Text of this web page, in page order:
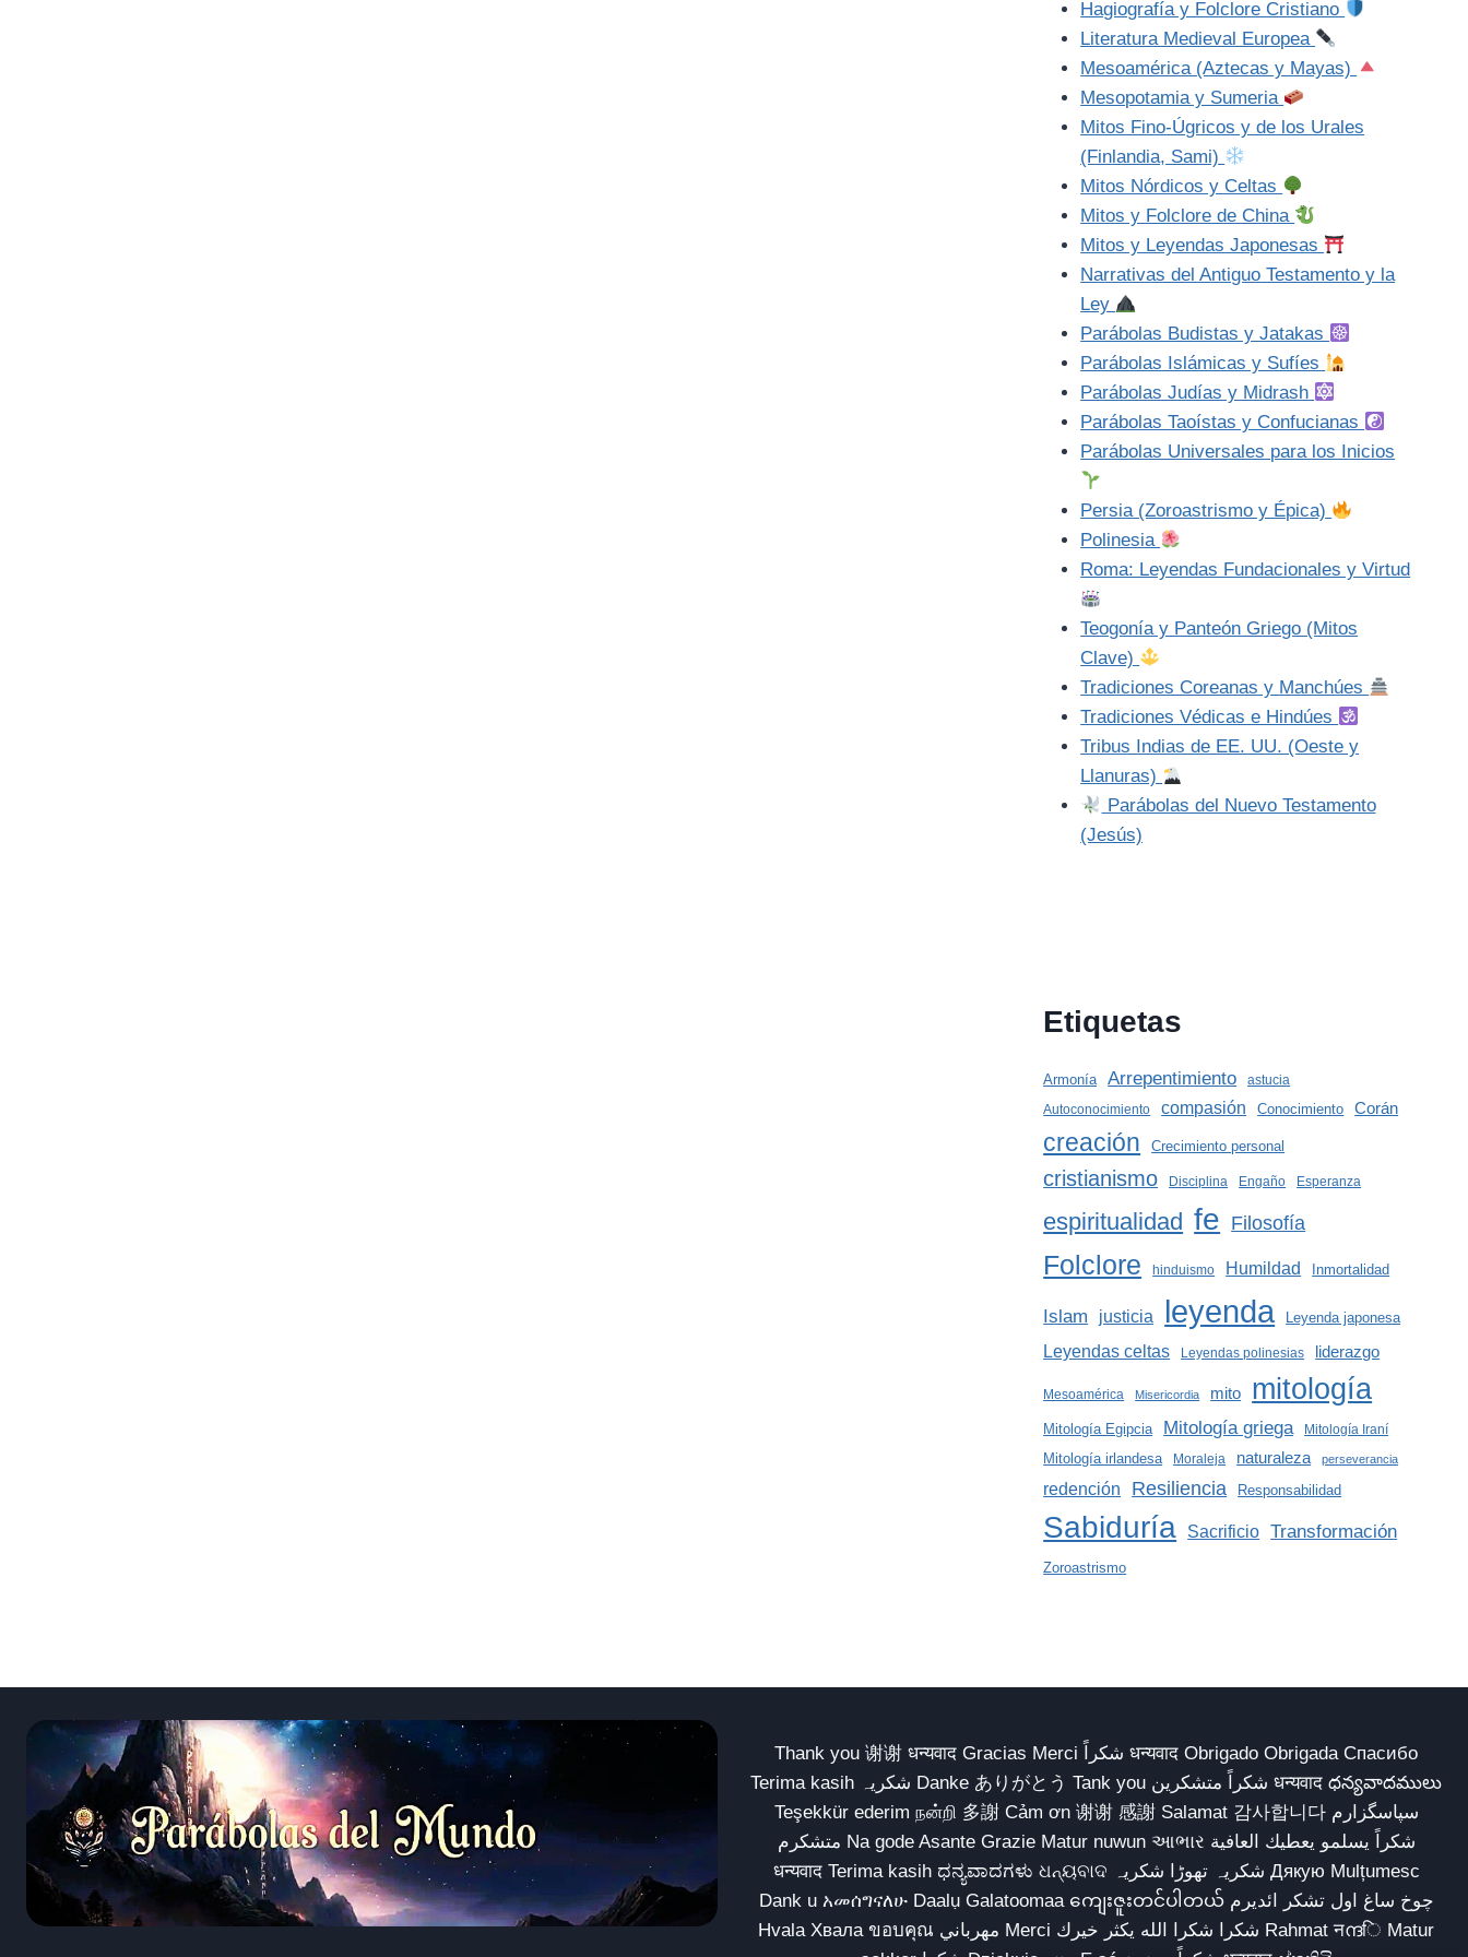
Hagiografía y Folclore Cristiano
Literatura Medieval Europea
Mesoamérica (Aztecas y Mayas)
Mesopotamia y Sumeria
Mitos Fino-Úgricos y de los Urales
(Finlandia, Sami)
Mitos Nórdicos y Celtas
Mitos y Folclore de China
Mitos y Leyendas Japonesas
Narrativas del Antiguo Testamento y la
Ley
Parábolas Budistas y Jatakas
Parábolas Islámicas y Sufíes
Parábolas Judías y Midrash
Parábolas Taoístas y Confucianas
Parábolas Universales para los Inicios
Persia (Zoroastrismo y Épica)
Polinesia
Roma: Leyendas Fundacionales y Virtud
Teogonía y Panteón Griego (Mitos
Clave)
Tradiciones Coreanas y Manchúes
Tradiciones Védicas e Hindúes
Tribus Indias de EE. UU. (Oeste y
Llanuras)
Parábolas del Nuevo Testamento
(Jesús)
Etiquetas
Armonía Arrepentimiento
astucia
Autoconocimiento
compasión Conocimiento Corán
creación Crecimiento personal
cristianismo Disciplina Engaño Esperanza
espiritualidad fe Filosofía
Folclore hinduismo Humildad Inmortalidad
Islam justicia leyenda Leyenda japonesa
Leyendas celtas Leyendas polinesias liderazgo
Mesoamérica Misericordia mito mitología
Mitología Egipcia Mitología griega Mitología Iraní
Mitología irlandesa Moraleja naturaleza perseverancia
redención Resiliencia Responsabilidad
Sabiduría Sacrificio Transformación
Zoroastrismo
Thank you 谢谢 धन्यवाद Gracias Merci شكراً धन्यवाद Obrigado Obrigada Спасибо
Terima kasih شکریہ Danke ありがとう Tank you شكراً متشكرين धन्यवाद ధన్యవాదములు
Teşekkür ederim நன்றி 多謝 Cảm ơn 谢谢 感謝 Salamat 감사합니다 سپاسگزارم
متشکرم Na gode Asante Grazie Matur nuwun આભાર شكراً يسلمو يعطيك العافية
धन्यवाद Terima kasih ಧನ್ಯವಾದಗಳು ଧନ୍ୟବାଦ شکریہ تھوڑا شکریہ Дякую Mulțumesc
Dank u አመሰግናለሁ Daalụ Galatoomaa ကျေးဇူးတင်ပါတယ် چوخ ساغ اول تشکر ائدیرم
Hvala Хвала ขอบคุณ مهرباني Merci شكرا شكرا الله يكثر خيرك Rahmat नന്ദि Matur